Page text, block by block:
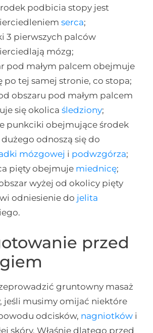
podbicia stopy jest
serca;
3 pierwszych palców
mózg;
pod małym palcem obejmuje
po tej samej stronie, co stopa;
obszaru pod małym palcem
się okolica śledziony;
punkciki obejmujące środek
odnoszą się do
mózgowej i podwzgórza;
pięty obejmuje miednicę;
wyżej od okolicy pięty
odniesienie do jelita
przed
gruntowny masaż
jeśli musimy omijać niektóre
odcisków, nagniotkówi
skóry. Właśnie dlatego przed